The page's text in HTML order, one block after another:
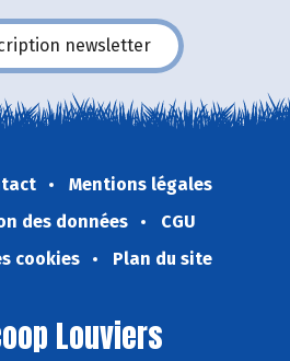
newsletter
Mentions légales
des données
CGU
cookies
Plan du site
Louviers